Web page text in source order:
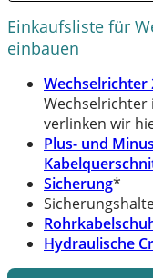
Einkaufsliste für
einbauen
Wechselrichter
Wechselrichter
verlinken wir
Plus- und
Sicherung*
Hydraulische